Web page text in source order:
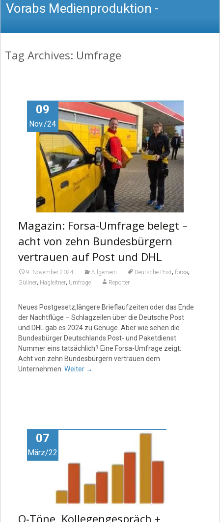
Vorabs Medienproduktion -
Nachrichten, Texte, Podcast, O-Töne,
Video
Tag Archives: Umfrage
09
Nov./24
Magazin: Forsa-Umfrage belegt –
acht von zehn Bundesbürgern
vertrauen auf Post und DHL
9. November 2024 Allgemein Deutsche Post, forsa,
Güllner, Hagleitner, Umfrage Reporter
Neues Postgesetz,längere Brieflaufzeiten oder das Ende
der Nachtflüge – Schlagzeilen über die Deutsche Post
und DHL gab es 2024 zu Genüge. Aber wie sehen die
Bundesbürger Deutschlands Post- und Paketdienst
Nummer eins tatsächlich? Eine Forsa-Umfrage zeigt:
Acht von zehn Bundesbürgern vertrauen dem
Unternehmen. Weiter →
07
März/22
O-Töne, Kollegengespräch +